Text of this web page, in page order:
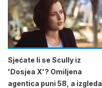
Sjećate li se Scully iz
'Dosjea X'? Omiljena
agentica puni 58, a izgleda